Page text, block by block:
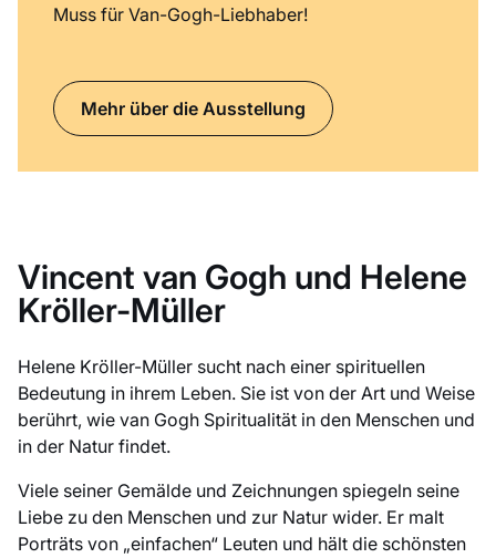
Muss für Van-Gogh-Liebhaber!
Mehr über die Ausstellung
Vincent van Gogh und Helene
Kröller-Müller
Helene Kröller-Müller sucht nach einer spirituellen
Bedeutung in ihrem Leben. Sie ist von der Art und Weise
berührt, wie van Gogh Spiritualität in den Menschen und
in der Natur findet.
Viele seiner Gemälde und Zeichnungen spiegeln seine
Liebe zu den Menschen und zur Natur wider. Er malt
Porträts von „einfachen“ Leuten und hält die schönsten